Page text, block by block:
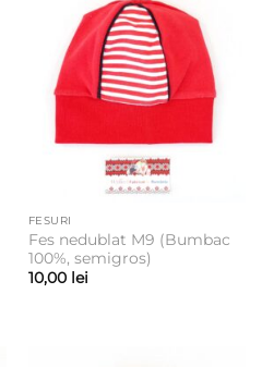
FESURI
Fes nedublat M9 (Bumbac
100%, semigros)
10,00 lei